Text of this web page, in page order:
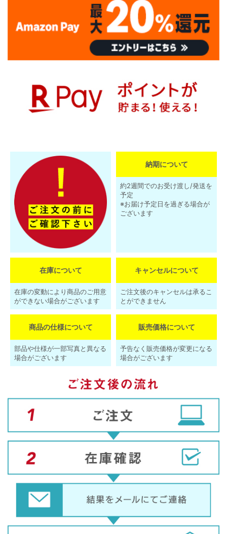
納期について
約2週間でのお受け渡し/発送を
予定
※お届け予定日を過ぎる場合が
ございます
在庫について
在庫の変動により商品のご用意
ができない場合がございます
キャンセルについて
ご注文後のキャンセルは承るこ
とができません
商品の仕様について
部品や仕様が一部写真と異なる
場合がございます
販売価格について
予告なく販売価格が変更になる
場合がございます